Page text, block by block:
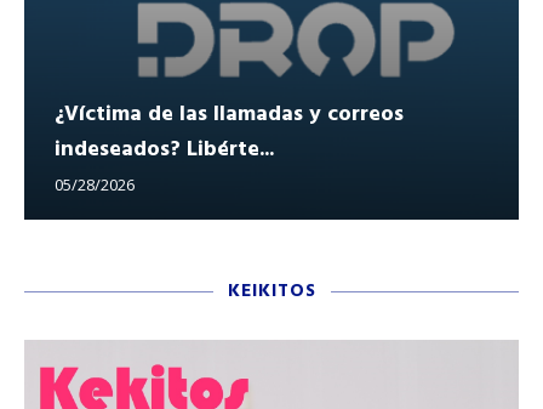
¿Víctima de las llamadas y correos
indeseados? Libérte...
05/28/2026
KEIKITOS